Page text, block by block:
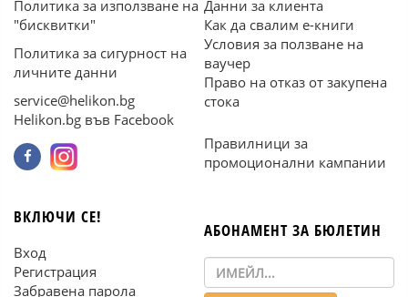
Политика за използване на
"бисквитки"
Политика за сигурност на
личните данни
service@helikon.bg
Helikon.bg във Facebook
Данни за клиента
Как да свалим е-книги
Условия за ползване на
ваучер
Право на отказ от закупена
стока
Правилници за
промоционални кампании
ВКЛЮЧИ СЕ!
Вход
Регистрация
Забравена парола
АБОНАМЕНТ ЗА БЮЛЕТИН